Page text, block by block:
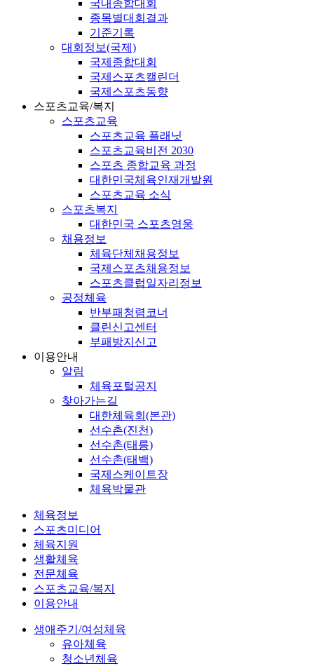
국내종합대회
종목별대회결과
기준기록
대회정보(국제)
국제종합대회
국제스포츠캘린더
국제스포츠동향
스포츠교육/복지
스포츠교육
스포츠교육 플래닛
스포츠교육비전 2030
스포츠 종합교육 과정
대한민국체육인재개발원
스포츠교육 소식
스포츠복지
대한민국 스포츠영웅
채용정보
체육단체채용정보
국제스포츠채용정보
스포츠클럽일자리정보
공정체육
반부패청렴코너
클린신고센터
부패방지신고
이용안내
알림
체육포털공지
찾아가는길
대한체육회(본관)
선수촌(진천)
선수촌(태릉)
선수촌(태백)
국제스케이트장
체육박물관
체육정보
스포츠미디어
체육지원
생활체육
전문체육
스포츠교육/복지
이용안내
생애주기/여성체육
유아체육
청소년체육